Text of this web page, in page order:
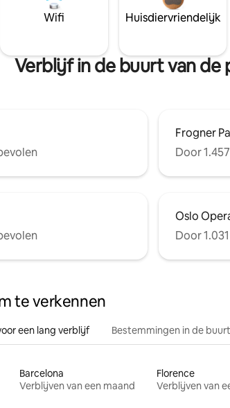
Wifi Huisdiervriendelijk
Verblijf in de buurt van de
Frogner
Door
Oslo
Door
te verkennen
een lang verblijf Bestemmingen in de buurt
Barcelona
Verblijven van een maand
Florence
Verblijven van